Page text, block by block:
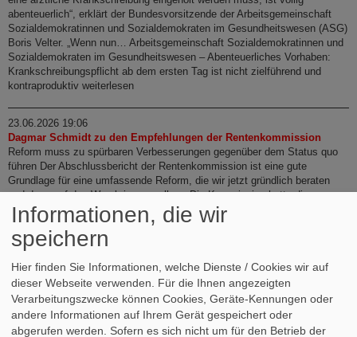
abenteuerlich“, erklärt der Bundesvorsitzende der Arbeitsgemeinschaft
Sozialdemokratinnen und Sozialdemokraten im Gesundheitswesen (ASG)
Boris Velter. „Wenn nun… Arbeitsgemeinschaft Sozialdemokratinnen und
Sozialdemokraten im Gesundheitswesen – Abenteuerliches Vorhaben:
Krankschreibungspflicht ab dem ersten Tag ist nicht zielführend und
kontraproduktiv weiterlesen
23.06.2026 19:06
Dagmar Schmidt zu den Empfehlungen der Rentenkommission
Reform muss zu spürbaren Verbesserungen gegenüber dem Status quo
führen Der Abschlussbericht der Rentenkommission ist eine gute
Grundlage für eine umfassende Reform, die wir jetzt gründlich beraten
und dann auf den Weg bringen wollen. „Die Kommission hatte die
Aufgabe, Vorschläge zu entwickeln, wie insbesondere Menschen mit
kleinen und mittleren Einkommen ihren Lebensstandard im Alter sichern…
Dagmar Schmidt zu den Empfehlungen der Rentenkommission
weiterlesen
20.06.2026 12:14
Gabriela Heinrich zum Weltflüchtlingstag
117 Millionen Menschen auf der Flucht Gabriela Heinrich,
menschenrechtspolitische Sprecherin: Am 20. Juni, dem
Informationen, die wir
speichern
Hier finden Sie Informationen, welche Dienste / Cookies wir auf
dieser Webseite verwenden. Für die Ihnen angezeigten
Verarbeitungszwecke können Cookies, Geräte-Kennungen oder
andere Informationen auf Ihrem Gerät gespeichert oder
abgerufen werden. Sofern es sich nicht um für den Betrieb der